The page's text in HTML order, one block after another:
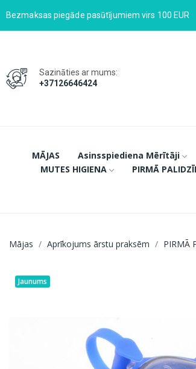
Bezmaksas piegāde pasūtījumiem virs 100 EUR
Sazināties ar mums:
+37126646424
MĀJAS Asinsspiediena Mērītāji
MUTES HIGIENA
PIRMĀ
Mājas Aprīkojums ārstu praksēm PIRMĀ
Jaunums